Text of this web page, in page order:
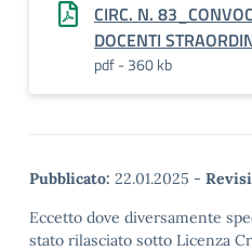
CIRC. N.
DOCENTI
pdf - 360 kb
Pubblicato: 22.01.2025 -
Eccetto dove diversamente
stato rilasciato sotto Licenza